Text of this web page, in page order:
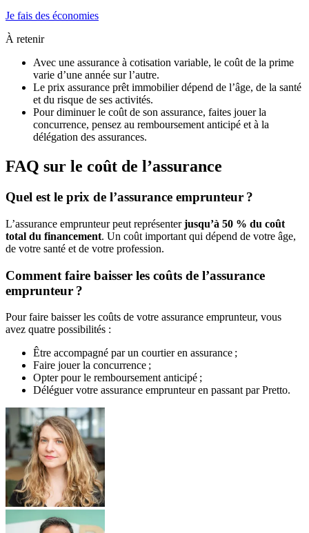
Je fais des économies
À retenir
Avec une assurance à cotisation variable, le coût de la prime
varie d’une année sur l’autre.
Le prix assurance prêt immobilier dépend de l’âge, de la santé
et du risque de ses activités.
Pour diminuer le coût de son assurance, faites jouer la
concurrence, pensez au remboursement anticipé et à la
délégation des assurances.
FAQ sur le coût de l’assurance
Quel est le prix de l’assurance emprunteur ?
L’assurance emprunteur peut représenterjusqu’à 50 % du coût
total du financement. Un coût important qui dépend de votre âge,
de votre santé et de votre profession.
Comment faire baisser les coûts de l’assurance
emprunteur ?
Pour faire baisser les coûts de votre assurance emprunteur, vous
avez quatre possibilités :
Être accompagné par un courtier en assurance ;
Faire jouer la concurrence ;
Opter pour le remboursement anticipé ;
Déléguer votre assurance emprunteur en passant par Pretto.